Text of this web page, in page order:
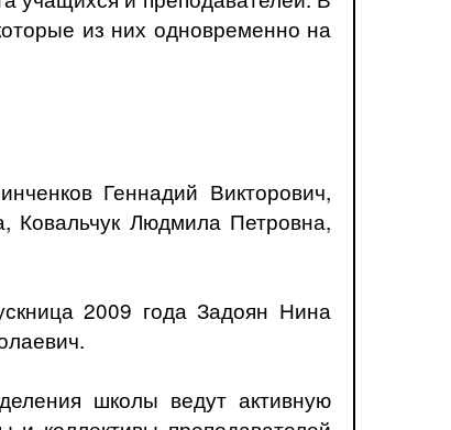
из них одновременно на
Геннадий Викторович,
Ковальчук Людмила Петровна,
2009 года Задоян Нина
школы ведут активную